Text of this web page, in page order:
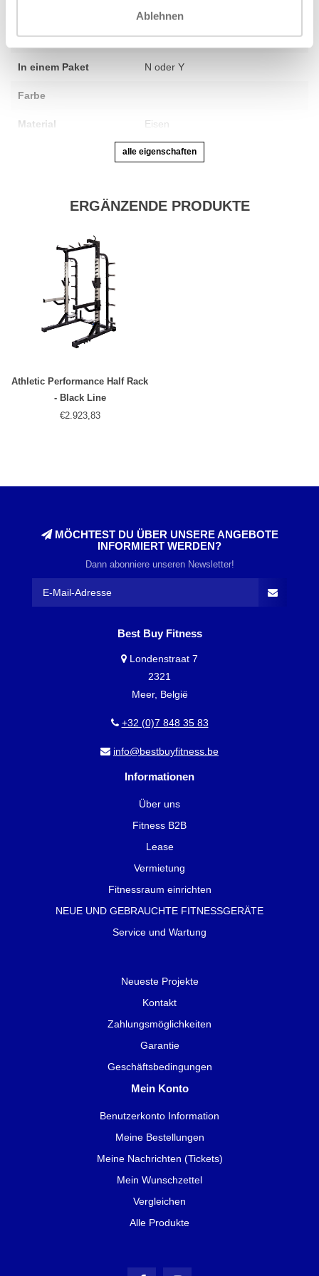
Ablehnen
Gewicht pro Stück
In einem Paket N oder Y
Farbe
Material Eisen
alle eigenschaften
ERGÄNZENDE PRODUKTE
Athletic Performance Half Rack
- Black Line
€2.923,83
MÖCHTEST DU ÜBER UNSERE ANGEBOTE
INFORMIERT WERDEN?
Dann abonniere unseren Newsletter!
Best Buy Fitness
Londenstraat 7
2321
Meer, België
+32 (0)7 848 35 83
info@bestbuyfitness.be
Informationen
Über uns
Fitness B2B
Lease
Vermietung
Fitnessraum einrichten
NEUE UND GEBRAUCHTE FITNESSGERÄTE
Service und Wartung
Neueste Projekte
Kontakt
Zahlungsmöglichkeiten
Garantie
Geschäftsbedingungen
Mein Konto
Benutzerkonto Information
Meine Bestellungen
Meine Nachrichten (Tickets)
Mein Wunschzettel
Vergleichen
Alle Produkte